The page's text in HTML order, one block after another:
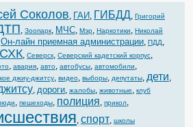
Соколов, ГАИ, ГИБДД, Григорий
, Зоопарк, МЧС, Мэр, Наркотики, Николай
Он-лайн приемная администрации, ПДД,
СХК, Северск, Северский кадетский корпус,
, авария, авто, автобусы, автомобили,
джиу-джитсу, видео, выборы, депутаты, дети,
, дороги, жалобы, животные, клуб
, пешеходы, полиция, прикол,
, спорт, школы